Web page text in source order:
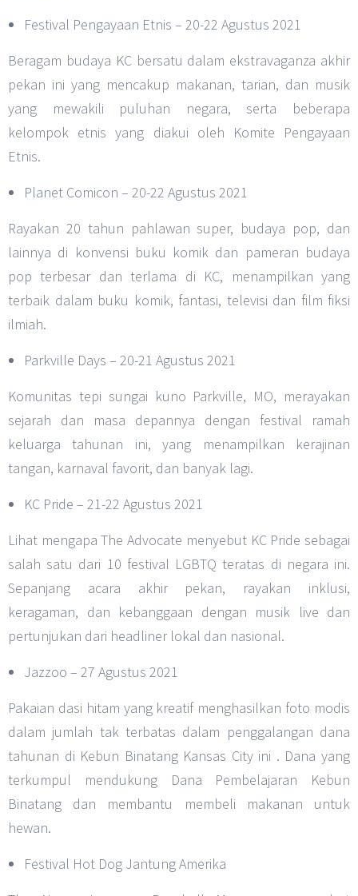
Festival Pengayaan Etnis – 20-22 Agustus 2021
Beragam budaya KC bersatu dalam ekstravaganza akhir
pekan ini yang mencakup makanan, tarian, dan musik
yang mewakili puluhan negara, serta beberapa
kelompok etnis yang diakui oleh Komite Pengayaan
Etnis.
Planet Comicon – 20-22 Agustus 2021
Rayakan 20 tahun pahlawan super, budaya pop, dan
lainnya di konvensi buku komik dan pameran budaya
pop terbesar dan terlama di KC, menampilkan yang
terbaik dalam buku komik, fantasi, televisi dan film fiksi
ilmiah.
Parkville Days – 20-21 Agustus 2021
Komunitas tepi sungai kuno Parkville, MO, merayakan
sejarah dan masa depannya dengan festival ramah
keluarga tahunan ini, yang menampilkan kerajinan
tangan, karnaval favorit, dan banyak lagi.
KC Pride – 21-22 Agustus 2021
Lihat mengapa The Advocate menyebut KC Pride sebagai
salah satu dari 10 festival LGBTQ teratas di negara ini.
Sepanjang acara akhir pekan, rayakan inklusi,
keragaman, dan kebanggaan dengan musik live dan
pertunjukan dari headliner lokal dan nasional.
Jazzoo – 27 Agustus 2021
Pakaian dasi hitam yang kreatif menghasilkan foto modis
dalam jumlah tak terbatas dalam penggalangan dana
tahunan di Kebun Binatang Kansas City ini . Dana yang
terkumpul mendukung Dana Pembelajaran Kebun
Binatang dan membantu membeli makanan untuk
hewan.
Festival Hot Dog Jantung Amerika